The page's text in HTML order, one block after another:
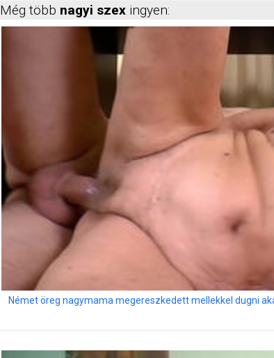
Még több nagyi szex ingyen:
Német öreg nagymama megereszkedett mellekkel dugni